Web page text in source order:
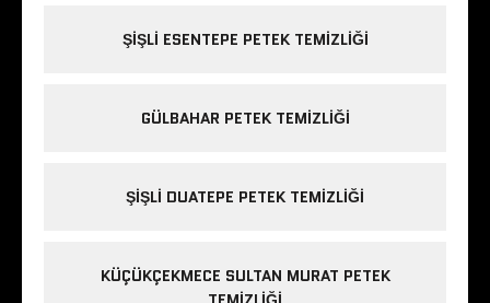
ŞIŞLI ESENTEPE PETEK TEMIZLIĞI
GÜLBAHAR PETEK TEMIZLIĞI
ŞIŞLI DUATEPE PETEK TEMIZLIĞI
KÜÇÜKÇEKMECE SULTAN MURAT PETEK